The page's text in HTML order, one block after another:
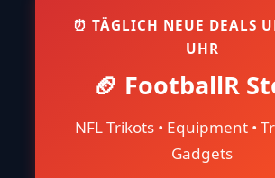
⏰ TÄGLICH NEUE DEALS
UHR
🏈 FootballR
NFL Trikots • Equipment •
Gadgets